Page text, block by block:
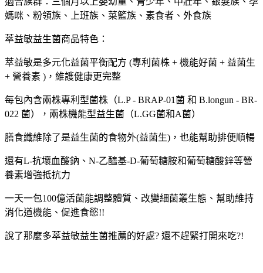
媽咪、粉領族、上班族、菜籃族、素食者、外食族
萃益敏益生菌商品特色：
萃益敏是多元化益菌平衡配方 (專利菌株 + 機能好菌 + 益菌生
+ 營養素 )，維護健康更完整
每包內含兩株專利型菌株（L.P - BRAP-01菌 和 B.longun - BR-
022 菌），兩株機能型益生菌（L.GG菌和A菌）
膳食纖維除了是益生菌的食物外(益菌生)，也能幫助排便順暢
還有L-抗壞血酸鈉、N-乙醯基-D-葡萄糖胺和葡萄糖酸鋅等營
養素增強抵抗力
一天一包100億活菌能調整體質、改變細菌叢生態、幫助維持
消化道機能、促進食慾!!
說了那麼多萃益敏益生菌推薦的好處? 還不趕緊打開來吃?!